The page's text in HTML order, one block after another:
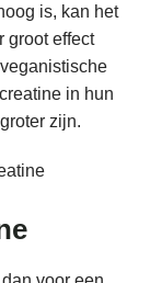
is, kan het
groot effect
in hun
zijn.